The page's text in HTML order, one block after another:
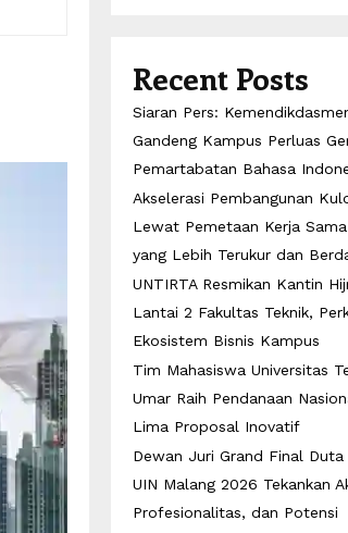
Recent Posts
Siaran Pers:
Gandeng Kampus Perluas
Pemartabatan Bahasa
Akselerasi Pembangunan
Lewat Pemetaan Kerja
yang Lebih Terukur dan
UNTIRTA Resmikan Kantin
Lantai 2 Fakultas Teknik,
Ekosistem Bisnis Kampus
Tim Mahasiswa Universitas
Umar Raih Pendanaan
Lima Proposal Inovatif
Dewan Juri Grand Final Duta
UIN Malang 2026 Tekankan
Profesionalitas, dan Potensi